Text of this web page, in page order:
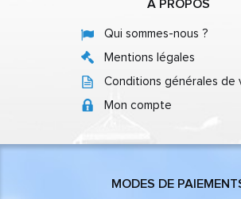
À PROPOS
Qui sommes-nous ?
Mentions légales
Conditions générales de
Mon compte
MODES DE